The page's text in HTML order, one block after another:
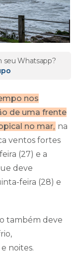
seu Whatsapp?
nos
de uma frente
no mar, na
ventos fortes
(27) e a
deve
feira (28) e
também deve
noites.